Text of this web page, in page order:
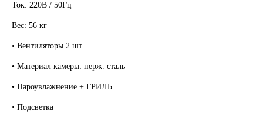
Ток: 220В / 50Гц
Вес: 56 кг
• Вентиляторы 2 шт
• Материал камеры: нерж. сталь
• Пароувлажнение + ГРИЛЬ
• Подсветка